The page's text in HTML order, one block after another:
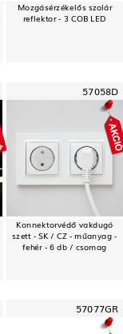
Mozgásérzékelős szolár
reflektor - 3 COB LED
57058D
Konnektorvédő vakdugó
szett - SK / CZ - műanyag -
fehér - 6 db / csomag
57077GR